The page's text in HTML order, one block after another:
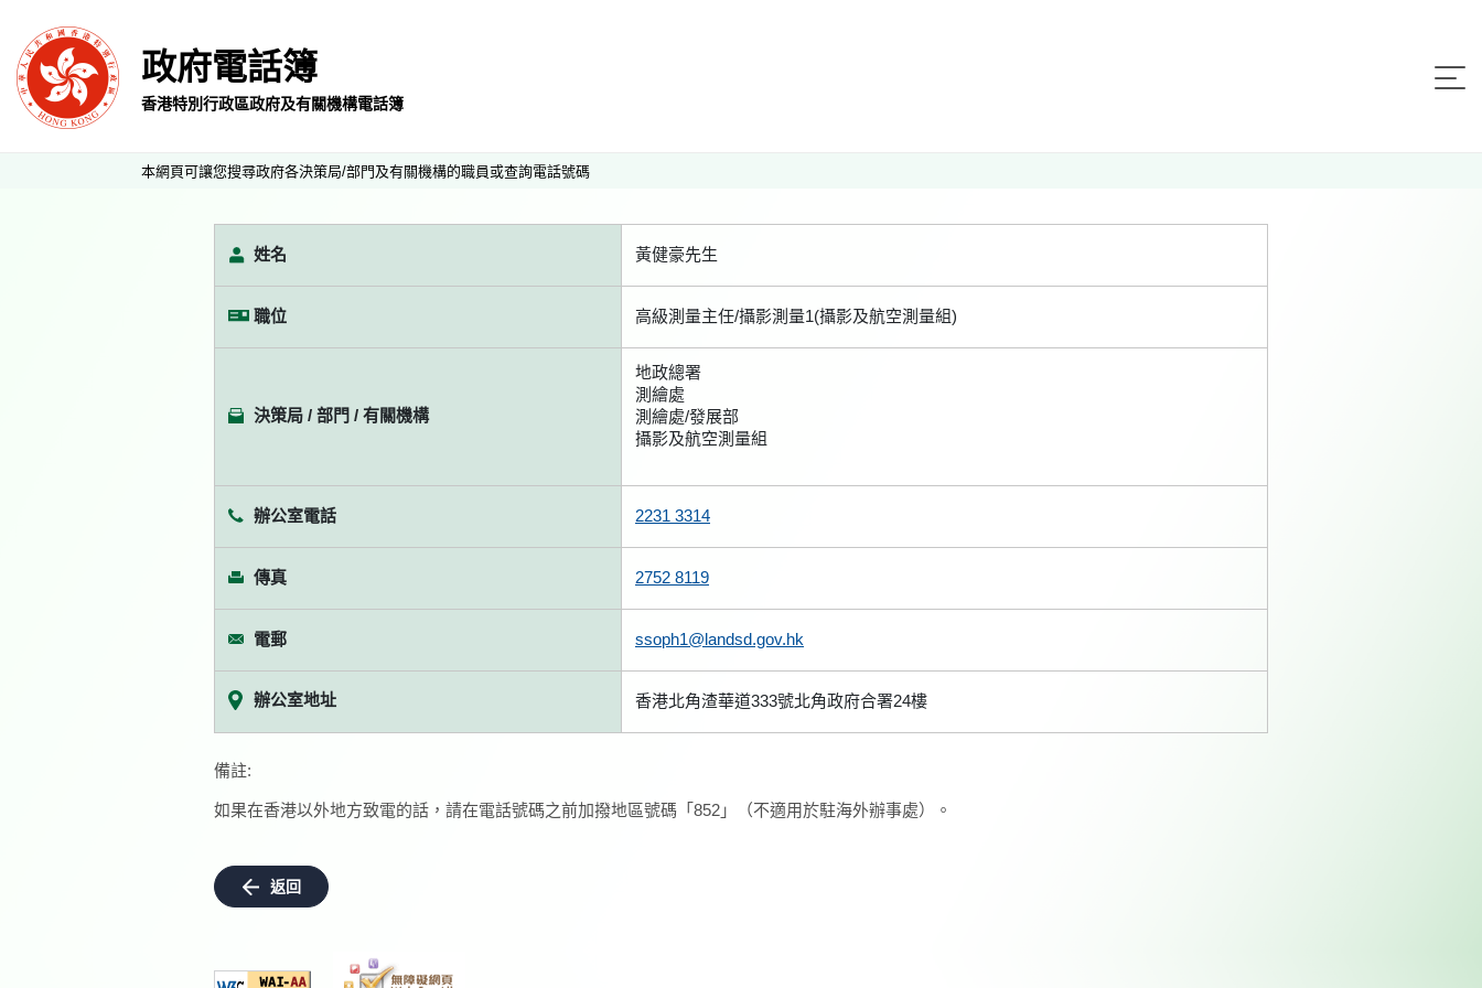
政府電話簿
香港特別行政區政府及有關機構電話簿
本網頁可讓您搜尋政府各決策局/部門及有關機構的職員或查詢電話號碼
姓名 黃健豪先生
職位 高級測量主任/攝影測量1(攝影及航空測量組)
決策局 / 部門 / 有關機構
地政總署
測繪處
測繪處/發展部
攝影及航空測量組
辦公室電話 2231 3314
傳真 2752 8119
電郵 ssoph1@landsd.gov.hk
辦公室地址 香港北角渣華道333號北角政府合署24樓
備註:
如果在香港以外地方致電的話，請在電話號碼之前加撥地區號碼「852」（不適用於駐海外辦事處）。
返回